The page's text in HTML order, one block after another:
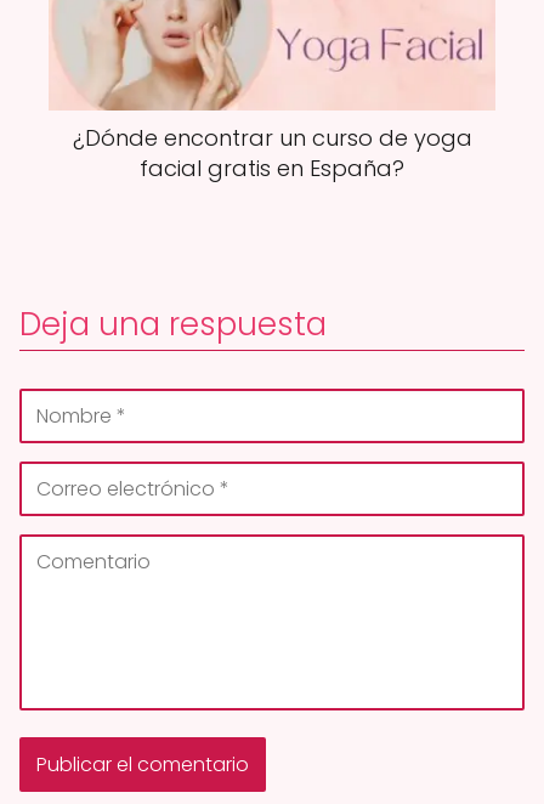
¿Dónde encontrar un curso de yoga
facial gratis en España?
Deja una respuesta